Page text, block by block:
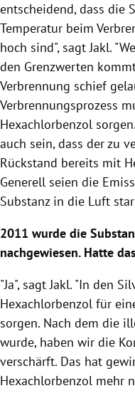
entscheidend, dass die
Temperatur beim
hoch sind", sagtJakl.
den Grenzwerten
Verbrennung schief
Verbrennungsprozess
Hexachlorbenzol
auch sein, dass der zu
Rückstand bereits mit
Generell seien die
Substanz in die Luft
2011 wurde die
nachgewiesen. Hatte
"Ja", sagtJakl. "In den
Hexachlorbenzol für
sorgen. Nach dem die
wurde, haben wir die
verschärft. Das hat
Hexachlorbenzol mehr